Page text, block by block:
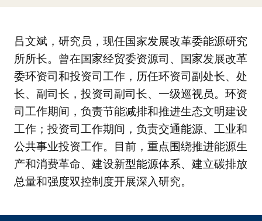
吕文斌，研究员，现任国家发展改革委能源研究
所所长。曾在国家经贸委资源司、国家发展改革
委环资司和投资司工作，历任环资司副处长、处
长、副司长，投资司副司长、一级巡视员。环资
司工作期间，负责节能减排和推进生态文明建设
工作；投资司工作期间，负责交通能源、工业和
公共事业投资工作。目前，重点围绕推进能源生
产和消费革命、建设新型能源体系、建立碳排放
总量和强度双控制度开展深入研究。